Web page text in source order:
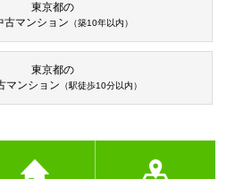
東京都の
古マンション （築10年以内）
東京都の
マンション （駅徒歩10分以内）